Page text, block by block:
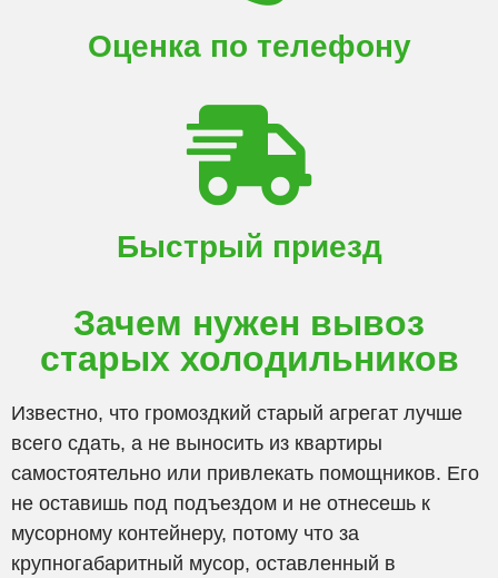
Оценка по телефону
Быстрый приезд
Зачем нужен вывоз
старых холодильников
Известно, что громоздкий старый агрегат лучше
всего сдать, а не выносить из квартиры
самостоятельно или привлекать помощников. Его
не оставишь под подъездом и не отнесешь к
мусорному контейнеру, потому что за
крупногабаритный мусор, оставленный в